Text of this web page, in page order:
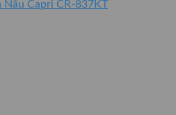
Nấu Capri CR-837KT